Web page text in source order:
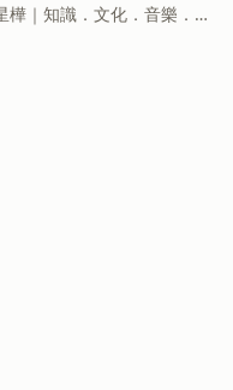
黃星樺｜知識．文化．音樂．閱讀．讀書．聽書．說書